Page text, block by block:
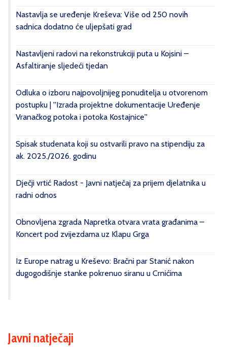
Nastavlja se uređenje Kreševa: Više od 250 novih
sadnica dodatno će uljepšati grad
Nastavljeni radovi na rekonstrukciji puta u Kojsini –
Asfaltiranje sljedeći tjedan
Odluka o izboru najpovoljnijeg ponuditelja u otvorenom
postupku | ''Izrada projektne dokumentacije Uređenje
Vranačkog potoka i potoka Kostajnice''
Spisak studenata koji su ostvarili pravo na stipendiju za
ak. 2025./2026. godinu
Dječji vrtić Radost - Javni natječaj za prijem djelatnika u
radni odnos
Obnovljena zgrada Napretka otvara vrata građanima –
Koncert pod zvijezdama uz Klapu Grga
Iz Europe natrag u Kreševo: Bračni par Stanić nakon
dugogodišnje stanke pokrenuo siranu u Crnićima
Javni natječaji